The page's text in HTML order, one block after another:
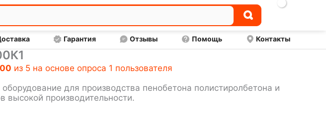
Гарантия Отзывы Помощь Контакты

из 5 на основе опроса 1 пользователя
для производства пенобетона полистиролбетона и
высокой производительности.